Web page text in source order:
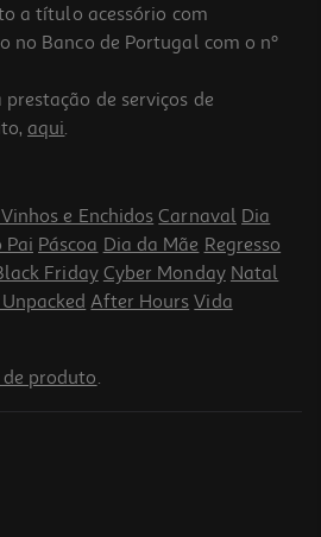
Morango E Cereais 160g
a título acessório com
no Banco de Portugal com o nº
de serviços de
aqui.
e Enchidos Carnaval Dia
Pai Páscoa Dia da Mãe Regresso
Friday Cyber Monday Natal
After Hours Vida
produto.